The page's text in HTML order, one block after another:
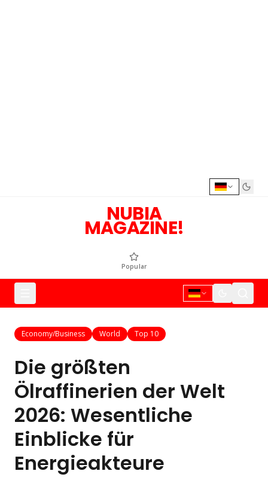
NUBIA
MAGAZINE!
Popular
Economy/Business World Top 10
Die größten
Ölraffinerien der Welt
2026: Wesentliche
Einblicke für
Energieakteure